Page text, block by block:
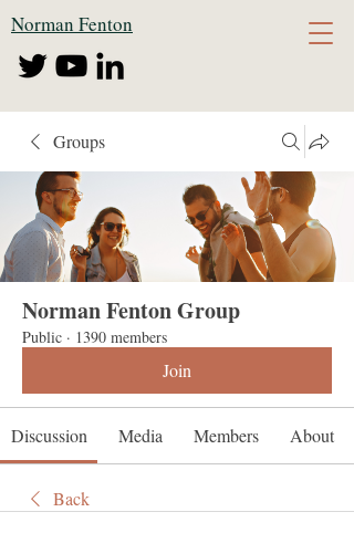
Norman Fenton
Groups
Norman Fenton Group
Public · 1390 members
Join
Discussion Media Members About
Back